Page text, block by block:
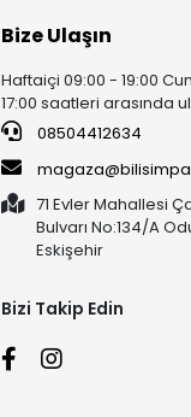
Bize Ulaşın
Haftaiçi 09:00 - 19:00
17:00 saatleri arasında
08504412634
71 Evler Mahallesi
Bulvarı No:134/A
Eskişehir
Bizi Takip Edin